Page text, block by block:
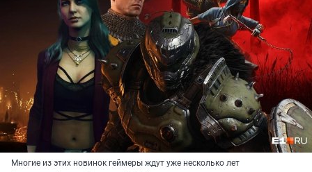
Многие из этих новинок геймеры ждут уже несколько лет